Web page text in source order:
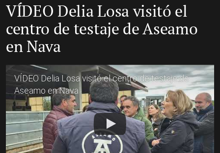
VÍDEO Delia Losa visitó el
centro de testaje de Aseamo
en Nava
VÍDEO Delia Losa visitó el centro de testaje de
Aseamo en Nava